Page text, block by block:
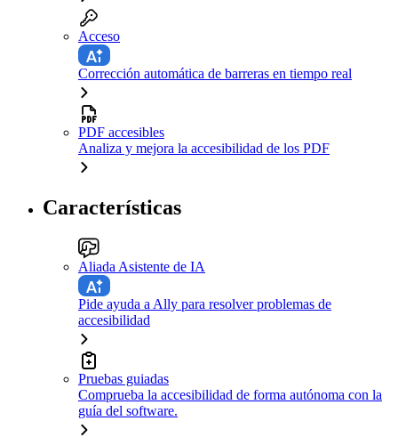
Acceso
Corrección automática de barreras en tiempo real
PDF accesibles
Analiza y mejora la accesibilidad de los PDF
Características
Aliada Asistente de IA
Pide ayuda a Ally para resolver problemas de
accesibilidad
Pruebas guiadas
Comprueba la accesibilidad de forma autónoma con la
guía del software.